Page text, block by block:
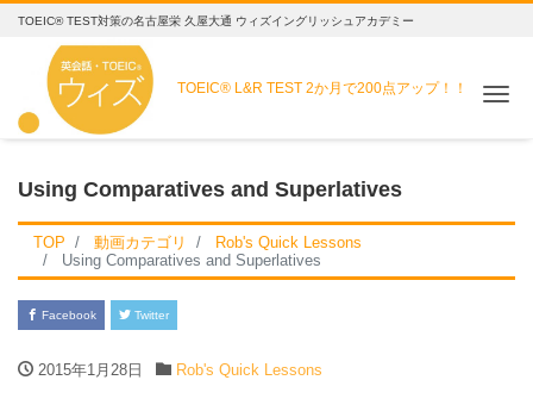
TOEIC® TEST対策の名古屋栄 久屋大通 ウィズイングリッシュアカデミー
TOEIC® L&R TEST2か月で200点アップ！！
Using Comparatives and Superlatives
TOP 動画カテゴリ
Rob's Quick Lessons
Using Comparatives and Superlatives
Facebook Twitter
2015年1月28日 Rob's Quick Lessons